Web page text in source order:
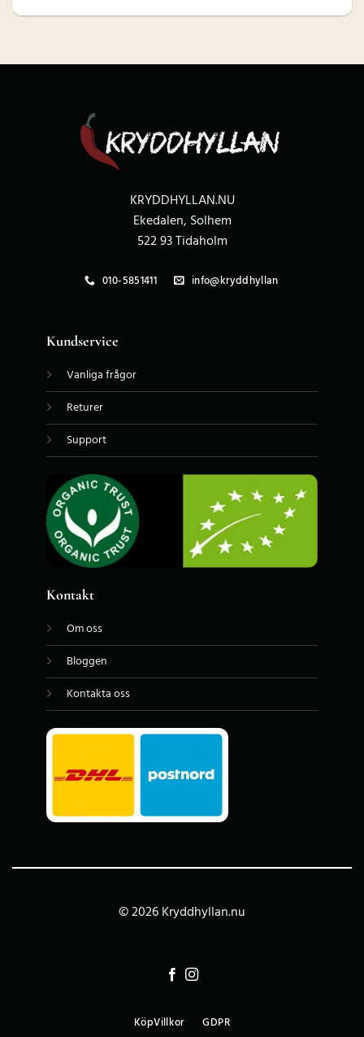
KRYDDHYLLAN.NU
Ekedalen, Solhem
522 93 Tidaholm
010-5851411 info@kryddhyllan
Kundservice
Vanliga frågor
Returer
Support
Kontakt
Om oss
Bloggen
Kontakta oss
© 2026 Kryddhyllan.nu
KöpVillkor GDPR